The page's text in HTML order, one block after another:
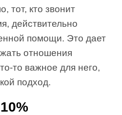
тот, кто звонит
действительно
помощи. Это дает
отношения
то важное для него,
подход.